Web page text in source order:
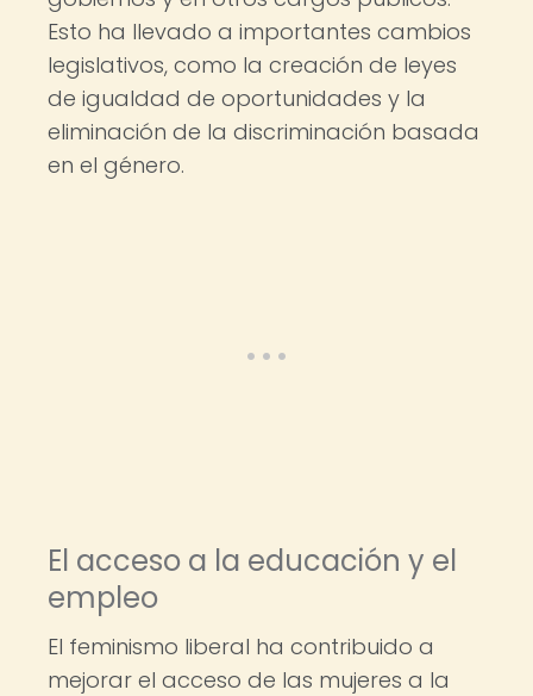
Esto ha llevado a importantes cambios
legislativos, como la creación de leyes
de igualdad de oportunidades y la
eliminación de la discriminación basada
en el género.
El acceso a la educación y el
empleo
El feminismo liberal ha contribuido a
mejorar el acceso de las mujeres a la